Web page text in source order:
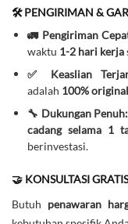
🛠️ PENGIRIMAN &
🚛 Pengiriman
waktu 1-2 hari kerja
✅ Keaslian
adalah 100% original
🔧 Dukungan Penuh:
cadang selama 1
berinvestasi.
🤝 KONSULTASI
Butuh penawaran